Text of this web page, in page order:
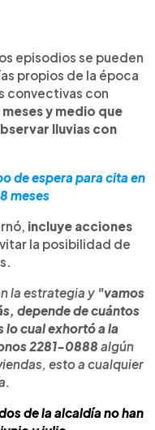
episodios se pueden
propios de la época
convectivas con
y medio que
lluvias con
de espera para cita en
meses
incluye acciones
la posibilidad de
la estrategia y "vamos
depende de cuántos
cual exhortó a la
2281-0888 algún
esto a cualquier
de la alcaldía no han